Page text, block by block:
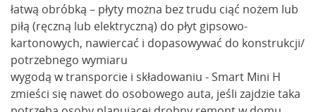
łatwą obróbką – płyty można bez trudu ciąć nożem lub
piłą (ręczną lub elektryczną) do płyt gipsowo-
kartonowych, nawiercać i dopasowywać do konstrukcji/
potrzebnego wymiaru
wygodą w transporcie i składowaniu - Smart Mini H
zmieści się nawet do osobowego auta, jeśli zajdzie taka